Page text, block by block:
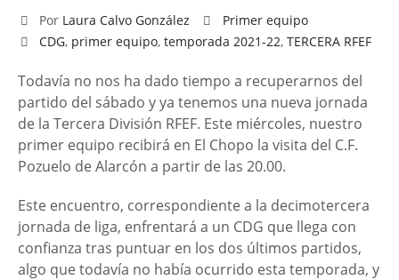
Por Laura Calvo González
Primer equipo
CDG, primer equipo,temporada 2021-22,TERCERA RFEF
Todavía no nos ha dado tiempo a recuperarnos del
partido del sábado y ya tenemos una nueva jornada
de la Tercera División RFEF. Este miércoles, nuestro
primer equipo recibirá en El Chopo la visita del C.F.
Pozuelo de Alarcón a partir de las 20.00.
Este encuentro, correspondiente a la decimotercera
jornada de liga, enfrentará a un CDG que llega con
confianza tras puntuar en los dos últimos partidos,
algo que todavía no había ocurrido esta temporada, y